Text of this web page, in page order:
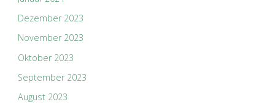
Dezember 2023
November 2023
Oktober 2023
September 2023
August 2023